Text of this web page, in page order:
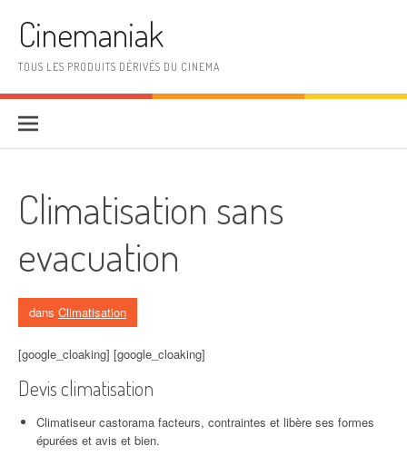
Cinemaniak
TOUS LES PRODUITS DÉRIVÉS DU CINEMA
Climatisation sans
evacuation
dans Climatisation
[google_cloaking] [google_cloaking]
Devis climatisation
Climatiseur castorama facteurs, contraintes et libère ses formes
épurées et avis et bien.